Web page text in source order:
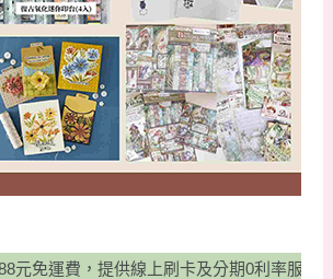
供線上刷卡及分期0利率服務，並有宅配